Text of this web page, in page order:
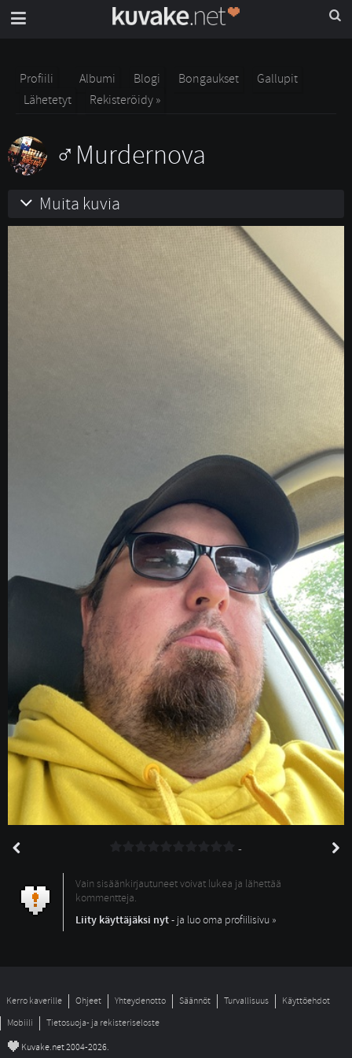
Profiili Albumi Blogi Bongaukset
Gallupit
Lähetetyt
Rekisteröidy »
Murdernova
Muita kuvia
-
Vain sisäänkirjautuneet voivat lukea ja lähettää
kommentteja.
Liity käyttäjäksi nyt- ja luo oma profiilisivu »
Kerro kaverille Ohjeet Yhteydenotto Säännöt Turvallisuus
Käyttöehdot
Mobiili
Tietosuoja- ja rekisteriseloste
© Kuvake.net 2004-2026.